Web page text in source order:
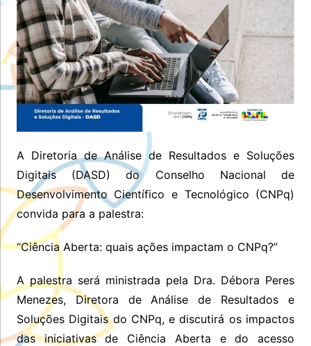
A Diretoria de Análise de Resultados e Soluções
Digitais (DASD) do Conselho Nacional de
Desenvolvimento Científico e Tecnológico (CNPq)
convida para a palestra:
“Ciência Aberta: quais ações impactam o CNPq?”
A palestra será ministrada pela Dra. Débora Peres
Menezes, Diretora de Análise de Resultados e
Soluções Digitais do CNPq, e discutirá os impactos
das iniciativas de Ciência Aberta e do acesso